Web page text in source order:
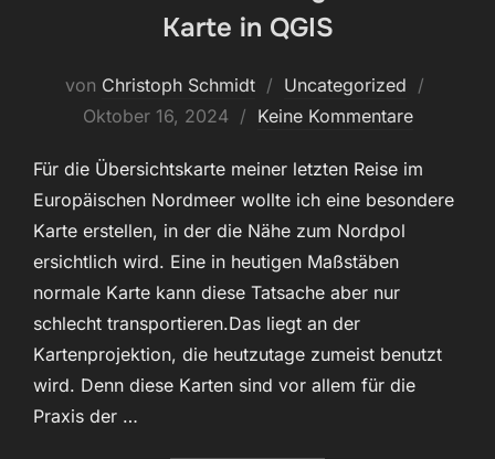
Karte in QGIS
von Christoph Schmidt Uncategorized
Oktober 16, 2024 Keine Kommentare
Für die Übersichtskarte meiner letzten Reise im
Europäischen Nordmeer wollte ich eine besondere
Karte erstellen, in der die Nähe zum Nordpol
ersichtlich wird. Eine in heutigen Maßstäben
normale Karte kann diese Tatsache aber nur
schlecht transportieren.Das liegt an der
Kartenprojektion, die heutzutage zumeist benutzt
wird. Denn diese Karten sind vor allem für die
Praxis der …